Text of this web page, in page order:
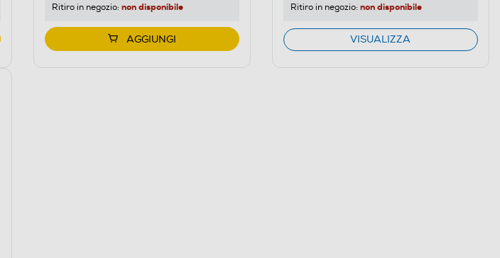
Ritiro in negozio: non disponibile
AGGIUNGI
Ritiro in negozio: non disponibile
VISUALIZZA